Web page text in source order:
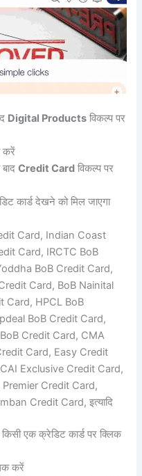
Digital Products विकल्प पर
करें
Credit Card विकल्प पर
कार्ड देखने को मिल जाएगा
Card, Indian Coast
Card, IRCTC BoB
BoB Credit Card,
Card, BoB Nainital
Card, HPCL BoB
BoB Credit Card,
Credit Card, CMA
Card, Easy Credit
Exclusive Credit Card,
Credit Card,
Credit Card, इत्यादि
एक क्रेडिट कार्ड पर क्लिक
करें